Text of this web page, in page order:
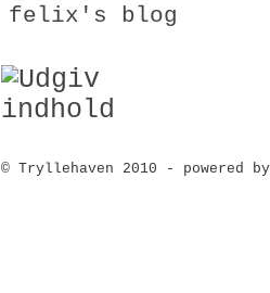
felix's blog
© Tryllehaven 2010 - powered